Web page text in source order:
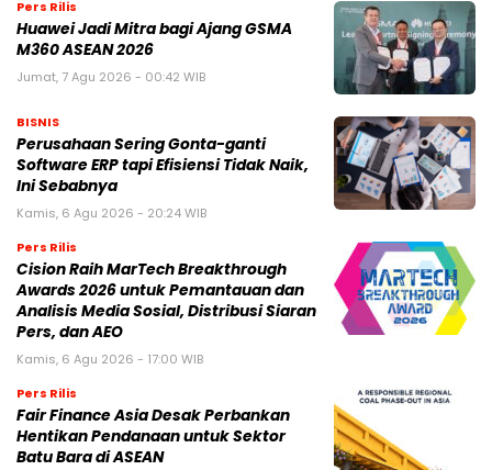
Pers Rilis
Huawei Jadi Mitra bagi Ajang GSMA
M360 ASEAN 2026
Jumat, 7 Agu 2026 - 00:42 WIB
BISNIS
Perusahaan Sering Gonta-ganti
Software ERP tapi Efisiensi Tidak Naik,
Ini Sebabnya
Kamis, 6 Agu 2026 - 20:24 WIB
Pers Rilis
Cision Raih MarTech Breakthrough
Awards 2026 untuk Pemantauan dan
Analisis Media Sosial, Distribusi Siaran
Pers, dan AEO
Kamis, 6 Agu 2026 - 17:00 WIB
Pers Rilis
Fair Finance Asia Desak Perbankan
Hentikan Pendanaan untuk Sektor
Batu Bara di ASEAN